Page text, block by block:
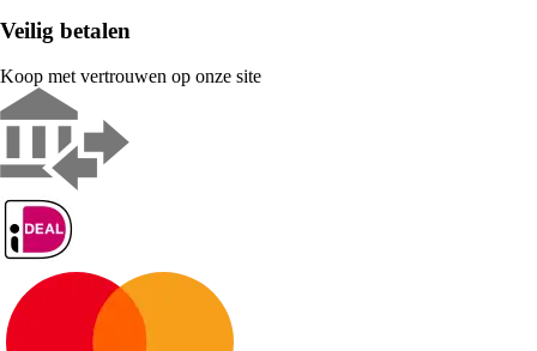
Veilig betalen
Koop met vertrouwen op onze site